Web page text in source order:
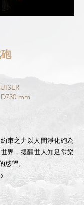
mm
束之力 以人間淨化砲為
界，提醒世人知足常樂
慾望。